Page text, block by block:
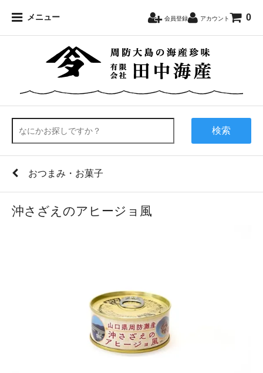
メニュー 会員登録 アカウント 0
検索
おつまみ・お菓子
沖さざえのアヒージョ風